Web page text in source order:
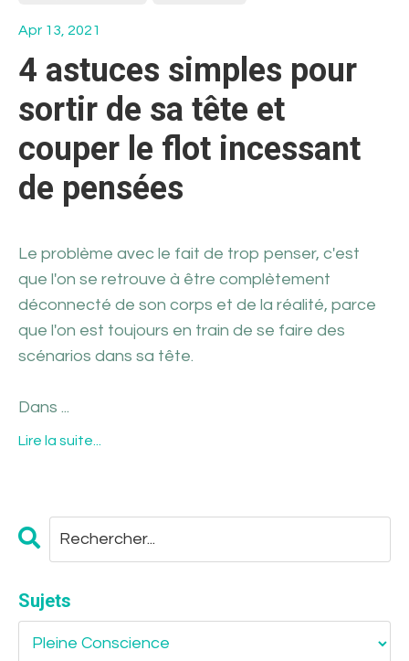
Apr 13, 2021
4 astuces simples pour
sortir de sa tête et
couper le flot incessant
de pensées
Le problème avec le fait de trop penser, c'est
que l'on se retrouve à être complètement
déconnecté de son corps et de la réalité, parce
que l'on est toujours en train de se faire des
scénarios dans sa tête.
Dans ...
Lire la suite...
Sujets